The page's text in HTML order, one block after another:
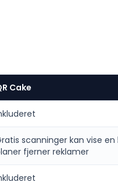
Cake
scanninger kan vise
fjerner reklamer